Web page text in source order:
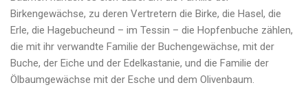
Birkengewächse, zu deren Vertretern die Birke, die Hasel, die
Erle, die Hagebucheund – im Tessin – die Hopfenbuche zählen,
die mit ihr verwandte Familie der Buchengewächse, mit der
Buche, der Eiche und der Edelkastanie, und die Familie der
Ölbaumgewächse mit der Esche und dem Olivenbaum.